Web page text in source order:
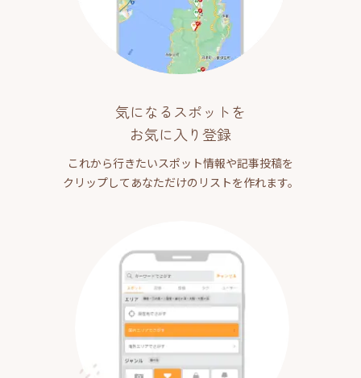
気になるスポットを
お気に入り登録
これから行きたいスポット情報や記事投稿を
クリップしてあなただけのリストを作れます。